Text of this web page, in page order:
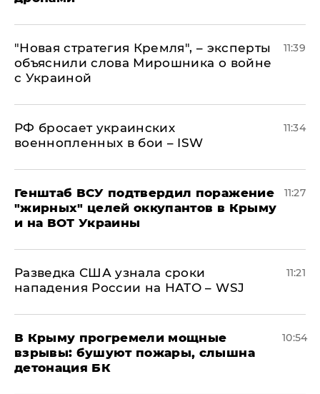
"Новая стратегия Кремля", – эксперты
объяснили слова Мирошника о войне
с Украиной
11:39
РФ бросает украинских
военнопленных в бои – ISW
11:34
Генштаб ВСУ подтвердил поражение
"жирных" целей оккупантов в Крыму
и на ВОТ Украины
11:27
Разведка США узнала сроки
нападения России на НАТО – WSJ
11:21
В Крыму прогремели мощные
взрывы: бушуют пожары, слышна
детонация БК
10:54